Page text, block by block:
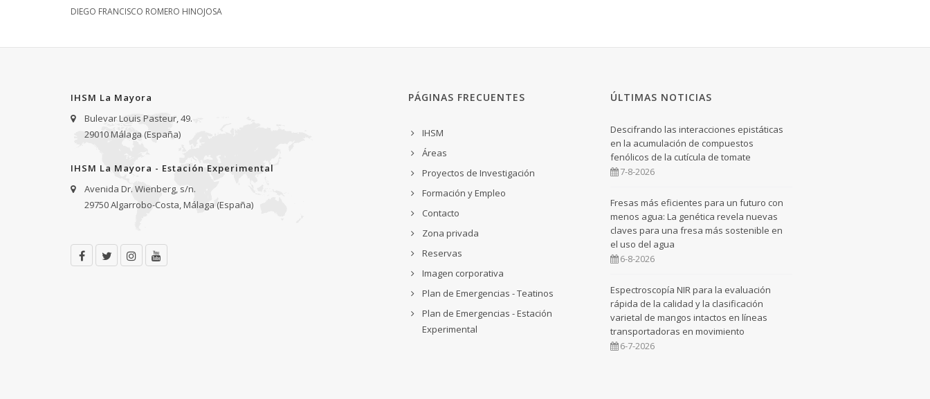
DIEGO FRANCISCO ROMERO HINOJOSA
IHSM La Mayora
Bulevar Louis Pasteur, 49.
29010 Málaga (España)
IHSM La Mayora - Estación Experimental
Avenida Dr. Wienberg, s/n.
29750 Algarrobo-Costa, Málaga (España)
PÁGINAS FRECUENTES
IHSM
Áreas
Proyectos de Investigación
Formación y Empleo
Contacto
Zona privada
Reservas
Imagen corporativa
Plan de Emergencias - Teatinos
Plan de Emergencias - Estación
Experimental
ÚLTIMAS NOTICIAS
Descifrando las interacciones epistáticas
en la acumulación de compuestos
fenólicos de la cutícula de tomate
7-8-2026
Fresas más eficientes para un futuro con
menos agua: La genética revela nuevas
claves para una fresa más sostenible en
el uso del agua
6-8-2026
Espectroscopía NIR para la evaluación
rápida de la calidad y la clasificación
varietal de mangos intactos en líneas
transportadoras en movimiento
6-7-2026